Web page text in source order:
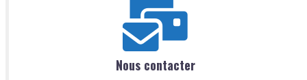
Nous contacter